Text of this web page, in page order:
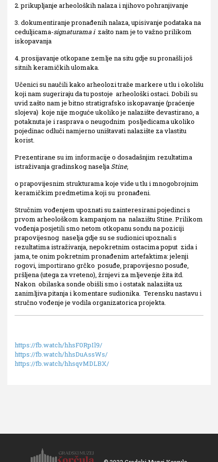
2. prikupljanje arheoloških nalaza i njihovo pohranjivanje
3. dokumentiranje pronađenih nalaza, upisivanje podataka na
ceduljicama-signaturama i zašto nam je to važno prilikom
iskopavanja
4. prosijavanje otkopane zemlje na situ gdje su pronašli još
sitnih keramičkih ulomaka.
Učenici su naučili kako arheolozi traže markere u tlu i okolišu
koji nam sugeriraju da tu postoje arheološki ostaci. Dobili su
uvid zašto nam je bitno stratigrafsko iskopavanje (praćenje
slojeva) koje nije moguće ukoliko je nalazište devastirano, a
potaknuta je i rasprava o neugodnim posljedicama ukoliko
pojedinac odluči namjerno uništavati nalazište za vlastitu
korist.
Prezentirane su im informacije o dosadašnjim rezultatima
istraživanja gradinskog naselja Stine,
o prapovijesnim strukturama koje vide u tlu i mnogobrojnim
keramičkim predmetima koji su pronađeni.
Stručnim vođenjem upoznati su zainteresirani pojedinci s
prvom arheološkom kampanjom na nalazištu Stine. Prilikom
vođenja posjetili smo netom otkopanu sondu na poziciji
prapovijesnog naselja gdje su se sudionici upoznali s
rezultatima istraživanja, nepokretnim ostacima poput zida i
jama, te onim pokretnim pronađenim artefaktima: jelenji
rogovi, importirano grčko posuđe, prapovijesno posuđe,
pršljena (utega za vreteno), žrnjevi za mljevenje žita itd.
Nakon obilaska sonde obišli smo i ostatak nalazišta uz
zanimljiva pitanja i komentare sudionika. Terensku nastavu i
stručno vođenje je vodila organizatorica projekta.
https://fb.watch/hhsF0RpIl9/
https://fb.watch/hhsDuAssWs/
https://fb.watch/hhsqvMDLBX/